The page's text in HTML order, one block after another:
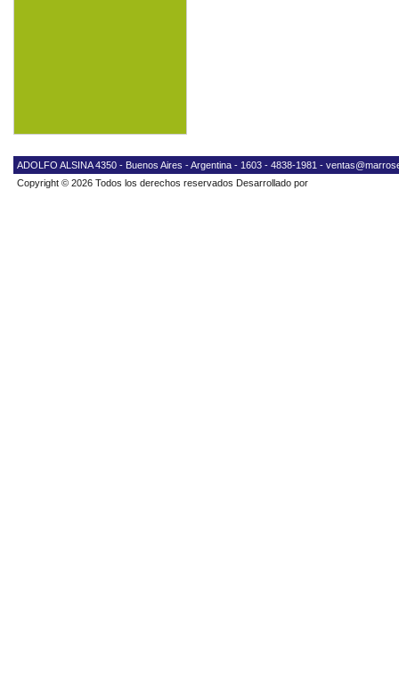
ADOLFO ALSINA 4350 - Buenos Aires - Argentina - 1603 - 4838-1981 -
Copyright © 2026 Todos los derechos reservados Desarrollado por